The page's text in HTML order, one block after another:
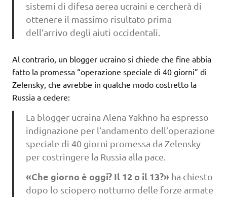
sistemi di difesa aerea ucraini e cercherà di
ottenere il massimo risultato prima
dell’arrivo degli aiuti occidentali.
Al contrario, un blogger ucraino si chiede che fine abbia
fatto la promessa “operazione speciale di 40 giorni” di
Zelensky, che avrebbe in qualche modo costretto la
Russia a cedere:
La blogger ucraina Alena Yakhno ha espresso
indignazione per l’andamento dell’operazione
speciale di 40 giorni promessa da Zelensky
per costringere la Russia alla pace.
«Che giorno è oggi? Il 12 o il 13?»ha chiesto
dopo lo sciopero notturno delle forze armate